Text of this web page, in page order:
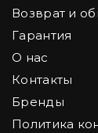
Возврат и
Гарантия
О нас
Контакты
Бренды
Политика